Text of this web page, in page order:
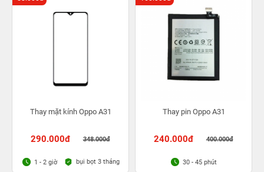
Thay mặt kính Oppo A31
290.000đ 348.000đ
1 - 2 giờ bụi bọt 3 tháng
Thay pin Oppo A31
240.000đ 400.000đ
30 - 45 phút